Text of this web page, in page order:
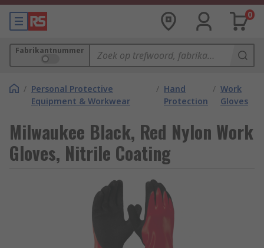
0
Fabrikantnummer
/ Personal Protective
Equipment & Workwear
/ Hand
Protection
/ Work
Gloves
Milwaukee Black, Red Nylon Work
Gloves, Nitrile Coating